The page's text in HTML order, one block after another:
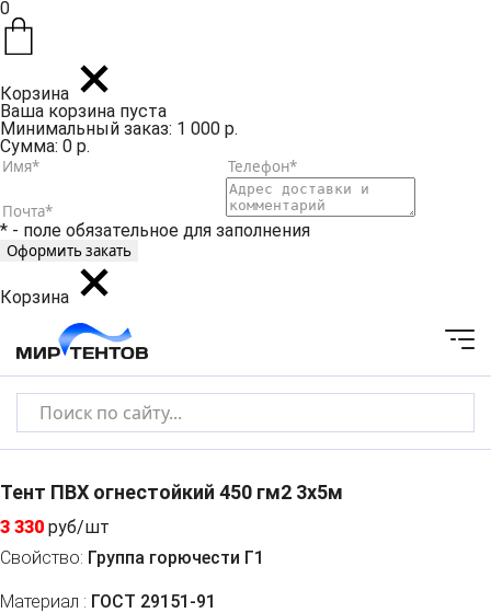
0
Корзина
Ваша корзина пуста
Минимальный заказ: 1 000 р.
Сумма: 0 р.
* - поле обязательное для заполнения
Корзина
Тент ПВХ огнестойкий 450 гм2 3x5м
3 330 руб/шт
Свойство: Группа горючести Г1
Материал : ГОСТ 29151-91